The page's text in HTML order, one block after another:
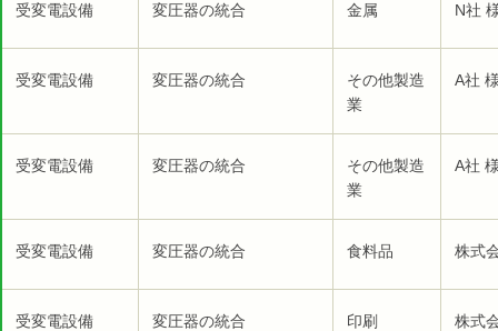
受変電設備 変圧器の統合 金属 N社
受変電設備 変圧器の統合
その他製造
業
A社
受変電設備 変圧器の統合
その他製造
業
A社
受変電設備 変圧器の統合 食料品 株式
受変電設備 変圧器の統合 印刷
株式